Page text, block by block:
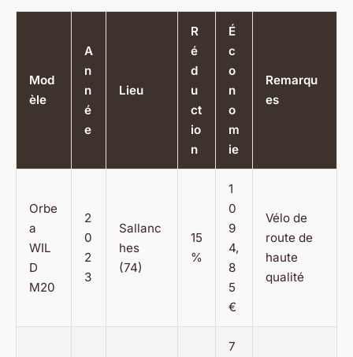
Mod
èle
A
n
n
é
e
Lieu
R
é
d
u
ct
io
n
É
c
o
n
o
m
ie
Remarqu
es
Orbe
a
WIL
D
M20
2
0
2
3
Sallanc
hes
(74)
15
%
1
0
9
4,
8
5
€
Vélo de
route de
haute
qualité
7